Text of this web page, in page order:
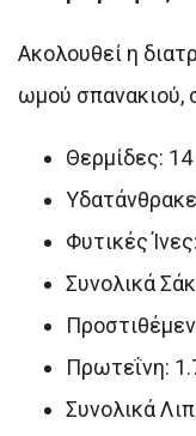
Ακολουθεί η
ωμού σπανακιού,
Θερμίδες: 14
Φυτικές
Συνολικά
Πρωτεΐνη:
Συνολικά